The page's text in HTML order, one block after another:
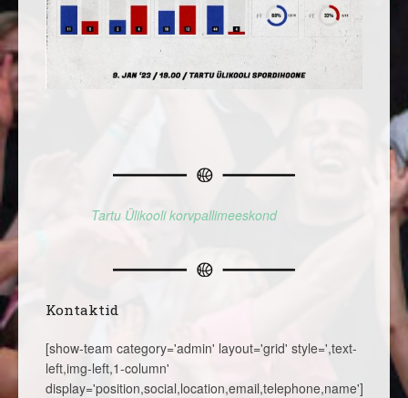
Tartu Ülikooli korvpallimeeskond
Kontaktid
[show-team category='admin' layout='grid' style=',text-
left,img-left,1-column'
display='position,social,location,email,telephone,name']